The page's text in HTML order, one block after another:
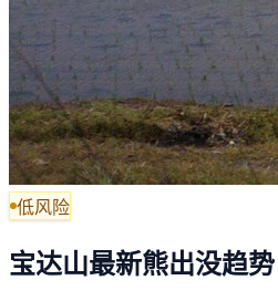
低风险
宝达山最新熊出没趋势